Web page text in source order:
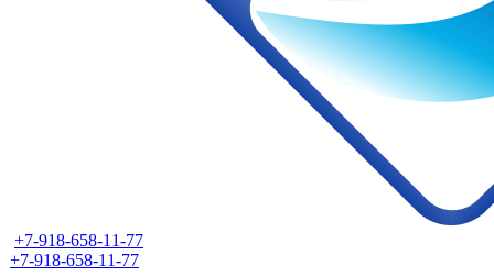
+7-918-658-11-77
+7-918-658-11-77